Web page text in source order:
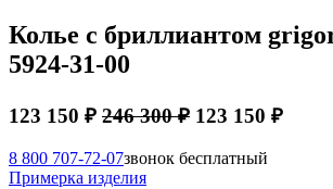
Колье с бриллиантом
5924-31-00
123 150 ₽ 246 300 ₽ 123 150 ₽
8 800 707-72-07звонок бесплатный
Примерка изделия